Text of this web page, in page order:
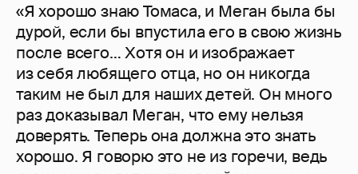
«Я хорошо знаю Томаса, и Меган была бы
дурой, если бы впустила его в свою жизнь
после всего… Хотя он и изображает
из себя любящего отца, но он никогда
таким не был для наших детей. Он много
раз доказывал Меган, что ему нельзя
доверять. Теперь она должна это знать
хорошо. Я говорю это не из горечи, ведь